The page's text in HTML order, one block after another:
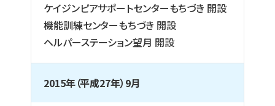
ケイジンピアサポートセンターもちづき 開設
機能訓練センターもちづき 開設
ヘルパーステーション望月 開設
2015年（平成27年）9月